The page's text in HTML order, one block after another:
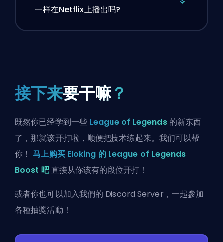
一样在Netflix上播出吗?
接下来要干嘛？
既然你已经学到一些 League of Legends的新东西
了，那就该开打啦，顺便把技术练起来。我们可以帮
你！马上购买 Eloking 的 League of Legends
Boost 吧直接从你该有的段位开打！
或者你也可以加入我們的 Discord Server ，一起參加
各種抽獎活動！